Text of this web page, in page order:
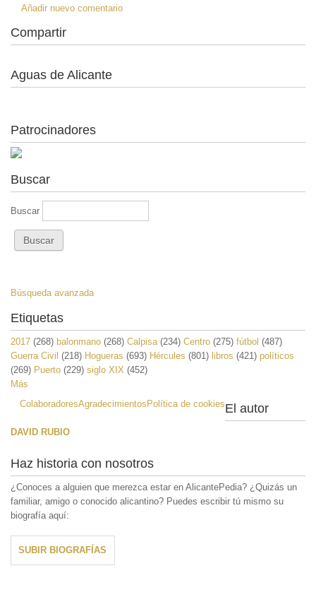
Añadir nuevo comentario
Compartir
Aguas de Alicante
Patrocinadores
Buscar
Buscar
Búsqueda avanzada
Etiquetas
2017 (268) balonmano (268) Calpisa (234) Centro (275) fútbol (487)
Guerra Civil (218) Hogueras (693) Hércules (801) libros (421) políticos
(269) Puerto (229) siglo XIX (452)
Más
ColaboradoresAgradecimientos Política de cookiesEl autor
DAVID RUBIO
Haz historia con nosotros
¿Conoces a alguien que merezca estar en AlicantePedia? ¿Quizás un
familiar, amigo o conocido alicantino? Puedes escribir tú mismo su
biografía aquí:
SUBIR BIOGRAFÍAS